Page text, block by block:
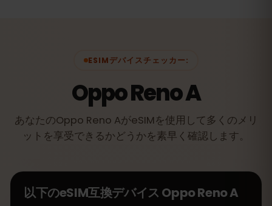
ESIMデバイスチェッカー:
Oppo Reno A
あなたのOppo Reno AがeSIMを使用して多くのメリ
ットを享受できるかどうかを素早く確認します。
以下のeSIM互換デバイス Oppo Reno A